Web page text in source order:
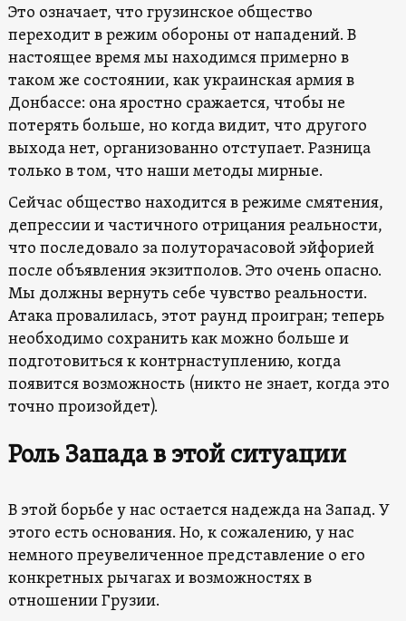
Это означает, что грузинское общество
переходит в режим обороны от нападений. В
настоящее время мы находимся примерно в
таком же состоянии, как украинская армия в
Донбассе: она яростно сражается, чтобы не
потерять больше, но когда видит, что другого
выхода нет, организованно отступает. Разница
только в том, что наши методы мирные.
Сейчас общество находится в режиме смятения,
депрессии и частичного отрицания реальности,
что последовало за полуторачасовой эйфорией
после объявления экзитполов. Это очень опасно.
Мы должны вернуть себе чувство реальности.
Атака провалилась, этот раунд проигран; теперь
необходимо сохранить как можно больше и
подготовиться к контрнаступлению, когда
появится возможность (никто не знает, когда это
точно произойдет).
Роль Запада в этой ситуации
В этой борьбе у нас остается надежда на Запад. У
этого есть основания. Но, к сожалению, у нас
немного преувеличенное представление о его
конкретных рычагах и возможностях в
отношении Грузии.